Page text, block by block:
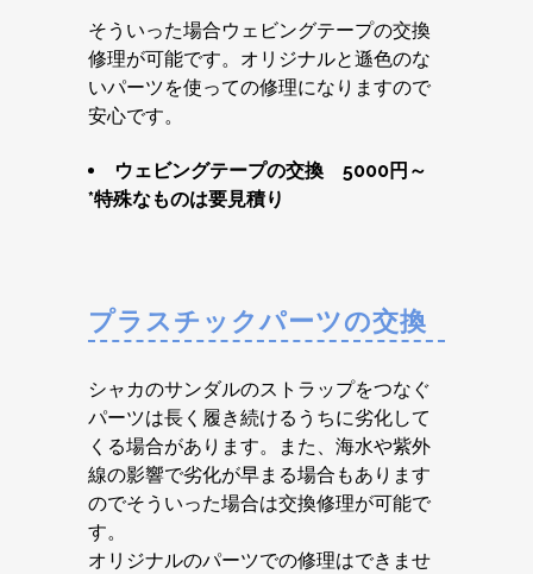
そういった場合ウェビングテープの交換
修理が可能です。オリジナルと遜色のな
いパーツを使っての修理になりますので
安心です。
ウェビングテープの交換 5000円～
*特殊なものは要見積り
プラスチックパーツの交換
シャカのサンダルのストラップをつなぐ
パーツは長く履き続けるうちに劣化して
くる場合があります。また、海水や紫外
線の影響で劣化が早まる場合もあります
のでそういった場合は交換修理が可能で
す。
オリジナルのパーツでの修理はできませ